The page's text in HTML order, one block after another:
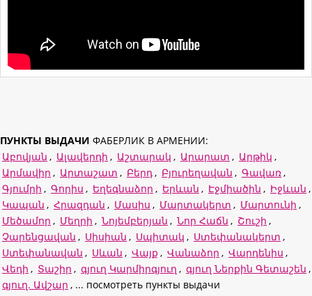
ПУНКТЫ ВЫДАЧИ ФАБЕРЛИК В АРМЕНИИ:
Աբովյան , Ալավերդի , Աշտարակ , Արարատ , Արթիկ ,
Արմավիր , Արտաշատ , Բերդ , Բյուրեղավան , Գավառ ,
Գյումրի , Գորիս , Եղեգնաձոր , Երևան , Էջմիածին , Իջևան ,
Կապան , Հրազդան , Մասիս , Մարտակերտ , Մարտունի ,
Մեծամոր , Մեղրի , Նոյեմբերյան , Նոր Հաճն , Շուշի ,
Չարենցավան , Սիսիան , Սպիտակ , Ստեփանակերտ ,
Ստեփանավան , Սևան , Վայք , Վանաձոր , Վարդենիս ,
Վեդի , Տաշիր , գյուղ Կարմիրգյուղ , գյուղ Ներքին Գետաշեն ,
գյուղ. Ավշար , ... посмотреть пункты выдачи